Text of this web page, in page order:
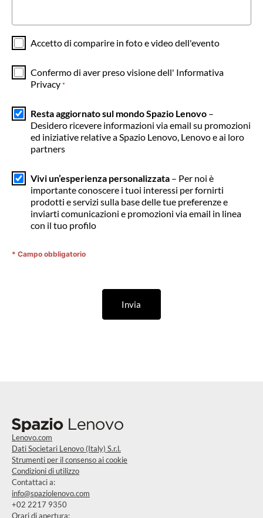
Accetto di comparire in foto e video dell'evento
Confermo di aver preso visione dell' Informativa
Privacy *
Resta aggiornato sul mondo Spazio Lenovo –
Desidero ricevere informazioni via email su promozioni
ed iniziative relative a Spazio Lenovo, Lenovo e ai loro
partners
Vivi un’esperienza personalizzata – Per noi è
importante conoscere i tuoi interessi per fornirti
prodotti e servizi sulla base delle tue preferenze e
inviarti comunicazioni e promozioni via email in linea
con il tuo profilo
* Campo obbligatorio
Invia
Lenovo.com
Dati Societari Lenovo (Italy) S.r.l.
Strumenti per il consenso ai cookie
Condizioni di utilizzo
Contattaci a:
info@spaziolenovo.com
+02 2217 9350
Orari di apertura: